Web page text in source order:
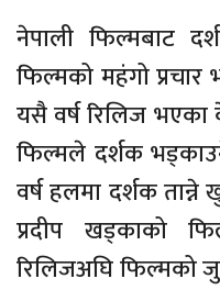
नेपाली फिल्मबाट
फिल्मको महंगो प्रचार
यसै वर्ष रिलिज भएका
फिल्मले दर्शक
वर्ष हलमा दर्शक
प्रदीप खड्काको
रिलिजअघि फिल्मको